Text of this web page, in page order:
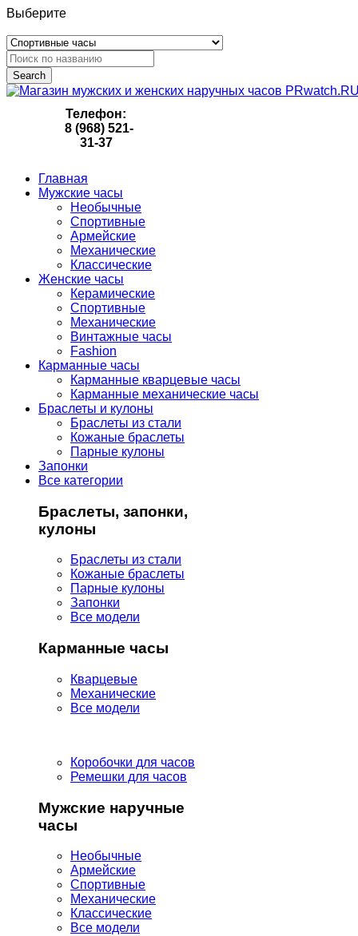
Выберите
Search
Телефон:
8 (968) 521-
31-37
Главная
Мужские часы
Необычные
Спортивные
Армейские
Механические
Классические
Женские часы
Керамические
Спортивные
Механические
Винтажные часы
Fashion
Карманные часы
Карманные кварцевые часы
Карманные механические часы
Браслеты и кулоны
Браслеты из стали
Кожаные браслеты
Парные кулоны
Запонки
Все категории
Браслеты, запонки,
кулоны
Браслеты из стали
Кожаные браслеты
Парные кулоны
Запонки
Все модели
Карманные часы
Кварцевые
Механические
Все модели
Коробочки для часов
Ремешки для часов
Мужские наручные
часы
Необычные
Армейские
Спортивные
Механические
Классические
Все модели